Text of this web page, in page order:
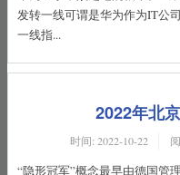
发转一线可谓是华为作为IT公
一线指...
2022年北
时间: 2022-10-22
“隐形冠军”概念最早由德国管